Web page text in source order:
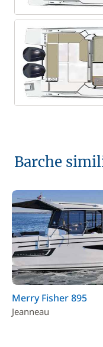
Barche
Merry Fisher 895
Jeanneau